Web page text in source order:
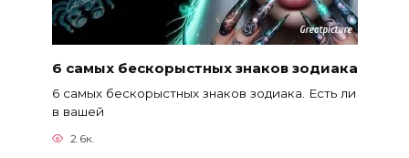
6 самых бескорыстных знаков зодиака
6 самых бескорыстных знаков зодиака. Есть ли
в вашей
2.6к.